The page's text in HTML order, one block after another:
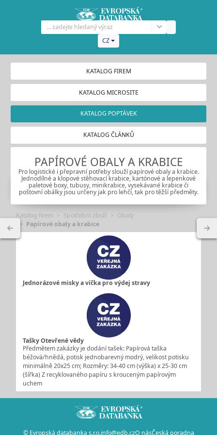
CZ
KATALOG FIREM
KATALOG MICROSITE
KATALOG POPTÁVEK
KATALOG ČLÁNKŮ
PAPÍROVÉ OBALY A KRABICE
Pro logistické i přepravní potřeby slouží papírové obaly a krabice.
Jednodílné a klopové stěhovací krabice, kartónové a lepenkové
paletové boxy, tubusy, minikrabice, vysekávané krabice či
poštovní obálky jsou určeny jak pro lehčí, tak pro těžší předměty.
Katalog firem Spotřební zboží
Obaly
Papírové obaly a krabice
Jednorázové misky a víčka pro výdej stravy
Tašky Otevřené vědy
Předmětem zakázky je dodání tašek: Papírová taška
béžová/hnědá, potisk jednobarevný modrý, velikost potisku
minimálně 20x25 cm; Rozměry: 34-40 cm (výška) x 25-30 cm
(šířka) Z recyklovaného papíru s krouceným papírovým
uchem
© Evropská databanka s.r.o.info@edb.czO násČeská poradna